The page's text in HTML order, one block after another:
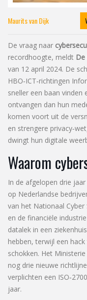
Maurits van Dijk
De vraag naar
recordhoogte, meldt
van 12 april 2024. De
HBO‑ICT‑richtingen
sneller een baan vinden
ontvangen dan hun
komen voort uit de
en strengere
dwingt hun digitale
Waarom
In de afgelopen drie
op Nederlandse
van het Nationaal
en de financiële
datalek in een
hebben, terwijl een
schokken. Het
nog drie nieuwe
verplichten een
jaar.